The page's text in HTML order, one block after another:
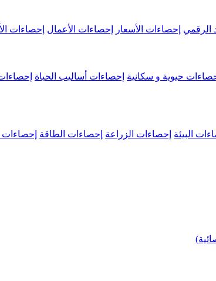
الرقمي إحصاءات الأسعار إحصاءات الأعمال إحصاءات
حيوية و سكانية إحصاءات أساليب الحياة
البيئة إحصاءات الزراعة إحصاءات الطاقة إحصاءات